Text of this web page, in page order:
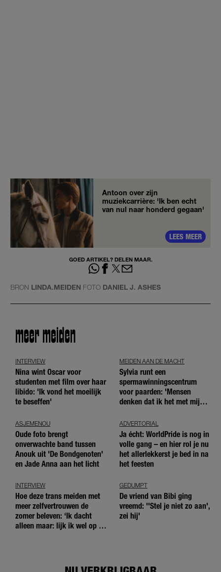
Antoon over zijn
muziekcarrière: 'Ik ben echt
van nul naar honderd gegaan'
LEES MEER
GOED ARTIKEL? DELEN MAAR.
BRON LINDA.MEIDEN FOTO DANIEL J. ASHES
meer meiden
INTERVIEW
Nina wint Oscar voor
studenten met film over haar
libido: 'Ik vond het moeilijk
te beseffen'
MEIDEN AAN DE MACHT
Sylvia runt een
spermawinningscentrum
voor paarden: 'Mensen
denken dat ik het met mijn
ASJEMENOU
Oude foto brengt
onverwachte band tussen
Anouk uit 'De Bondgenoten'
en Jade Anna aan het licht
ADVERTORIAL
Ja écht: WorldPride is nog in
volle gang – en hier rol je nu
het allerlekkerst je bed in na
het feesten
INTERVIEW
Hoe deze trans meiden met
meer zelfvertrouwen de
zomer beleven: ‘Ik dacht
alleen maar: lijk ik wel op de
GEDUMPT
De vriend van Bibi ging
vreemd: ''Stel je niet zo aan',
zei hij'